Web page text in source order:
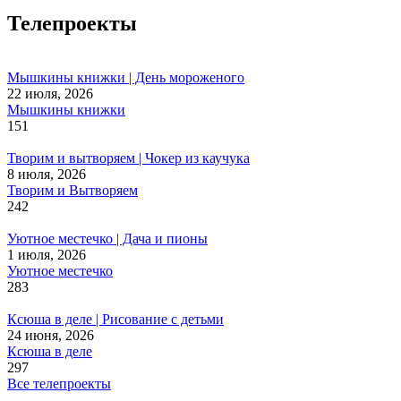
Телепроекты
Мышкины книжки | День мороженого
22 июля, 2026
Мышкины книжки
151
Творим и вытворяем | Чокер из каучука
8 июля, 2026
Творим и Вытворяем
242
Уютное местечко | Дача и пионы
1 июля, 2026
Уютное местечко
283
Ксюша в деле | Рисование с детьми
24 июня, 2026
Ксюша в деле
297
Все телепроекты